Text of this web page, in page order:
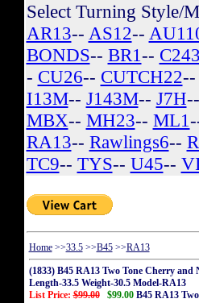
Select Turning Style/
AR13-- AS12--
BONDS-- BR1-- C243
- CU26-- CUTCH22--
I13M-- J143M-- J7H--
MBX-- MH23-- ML1
RA13-- Rawlings6--
TC9-- TYS-- U45--
Home>>33.5>>B45>>RA13
(1833) B45 RA13 Two Tone Cherry and
Length-33.5 Weight-30.5 Model-RA13
List Price:$99.00 $99.00B45 RA13